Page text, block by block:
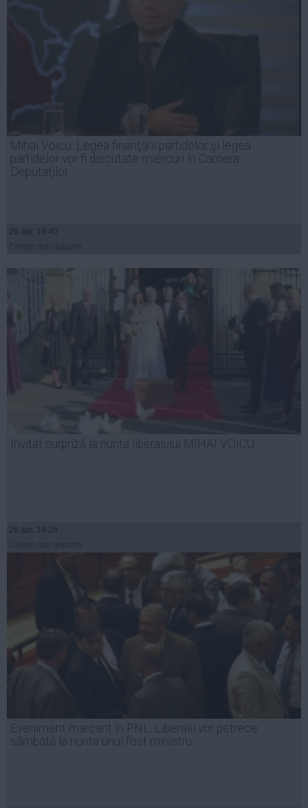
Mihai Voicu: Legea finanţării partidelor şi legea
partidelor vor fi discutate miercuri în Camera
Deputaţilor
28 apr, 19:40
Invitat surpriză la nunta liberalului MIHAI VOICU
26 apr, 14:26
Eveniment marcant în PNL. Liberalii vor petrece
sâmbătă la nunta unui fost ministru